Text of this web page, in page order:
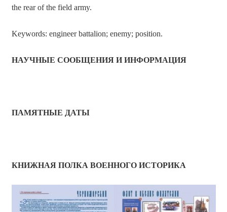
the rear of the field army.
Keywords: engineer battalion; enemy; position.
НАУЧНЫЕ СООБЩЕНИЯ И ИНФОРМАЦИЯ
ПАМЯТНЫЕ ДАТЫ
КНИЖНАЯ ПОЛКА ВОЕННОГО ИСТОРИКА